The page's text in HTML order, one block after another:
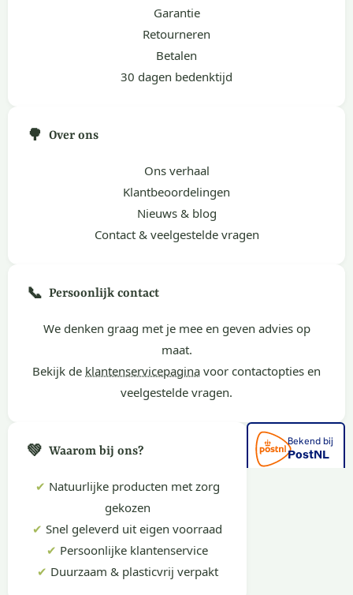
Garantie
Retourneren
Betalen
30 dagen bedenktijd
🌳 Over ons
Ons verhaal
Klantbeoordelingen
Nieuws & blog
Contact & veelgestelde vragen
📞 Persoonlijk contact
We denken graag met je mee en geven advies op
maat.
Bekijk de klantenservicepagina voor contactopties en
veelgestelde vragen.
💚 Waarom bij ons?
✔ Natuurlijke producten met zorg
gekozen
✔ Snel geleverd uit eigen voorraad
✔ Persoonlijke klantenservice
✔ Duurzaam & plasticvrij verpakt